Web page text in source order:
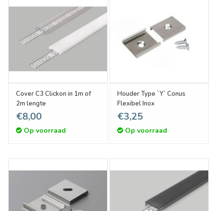
Cover C3 Clickon in 1m of
2m lengte
€8,00
Op voorraad
Houder Type `Y` Conus
Flexibel Inox
€3,25
Op voorraad